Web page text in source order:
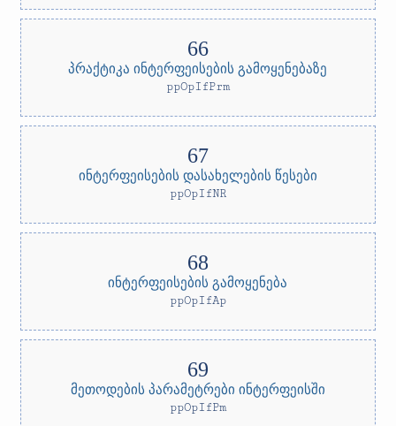
პრაქტიკა ინტერფეისების გამოყენებაზე
ppOpIfPrm
ინტერფეისების დასახელების წესები
ppOpIfNR
ინტერფეისების გამოყენება
ppOpIfAp
მეთოდების პარამეტრები ინტერფეისში
ppOpIfPm